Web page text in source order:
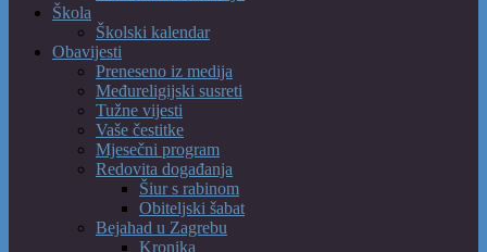
Škola
Školski kalendar
Obavijesti
Preneseno iz medija
Međureligijski susreti
Tužne vijesti
Vaše čestitke
Mjesečni program
Redovita događanja
Šiur s rabinom
Obiteljski šabat
Bejahad u Zagrebu
Kronika